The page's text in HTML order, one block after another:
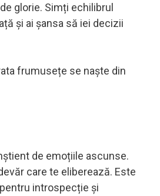
glorie. Simți echilibrul
și ai șansa să iei decizii
frumusețe se naște din
de emoțiile ascunse.
care te eliberează. Este
introspecție și